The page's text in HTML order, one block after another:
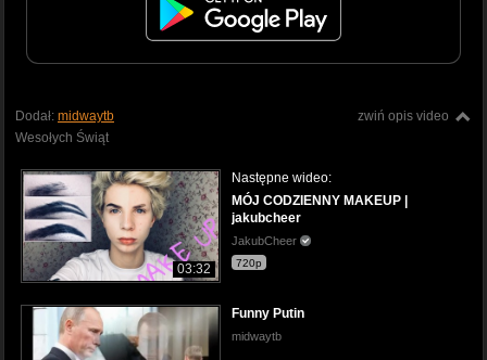
zwiń opis video
Dodał: midwaytb
Wesołych Świąt
03:32
Następne wideo:
MÓJ CODZIENNY MAKEUP |
jakubcheer
JakubCheer
720p
Funny Putin
midwaytb